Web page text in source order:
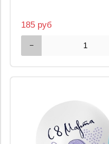
185 руб